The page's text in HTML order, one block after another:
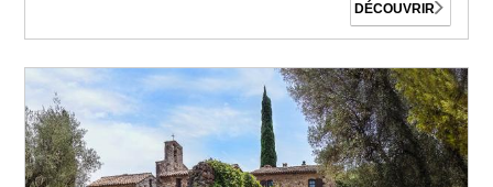
DÉCOUVRIR